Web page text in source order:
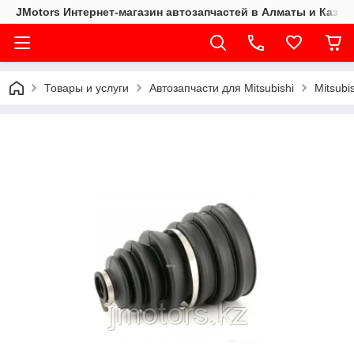
JMotors Интернет-магазин автозапчастей в Алматы и
Товары и услуги Автозапчасти для Mitsubishi